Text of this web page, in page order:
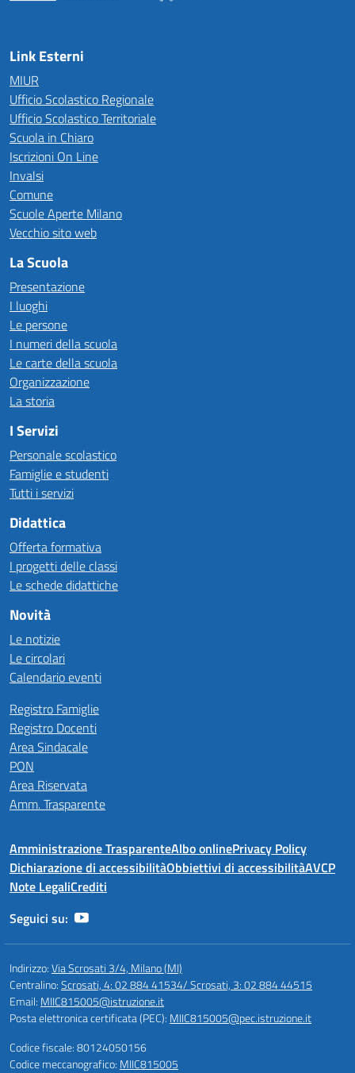
Link Esterni
MIUR
Ufficio Scolastico Regionale
Ufficio Scolastico Territoriale
Scuola in Chiaro
Iscrizioni On Line
Invalsi
Comune
Scuole Aperte Milano
Vecchio sito web
La Scuola
Presentazione
I luoghi
Le persone
I numeri della scuola
Le carte della scuola
Organizzazione
La storia
I Servizi
Personale scolastico
Famiglie e studenti
Tutti i servizi
Didattica
Offerta formativa
I progetti delle classi
Le schede didattiche
Novità
Le notizie
Le circolari
Calendario eventi
Registro Famiglie
Registro Docenti
Area Sindacale
PON
Area Riservata
Amm. Trasparente
Amministrazione TrasparenteAlbo onlinePrivacy Policy
Dichiarazione di accessibilitàObbiettivi di accessibilitàAVCP
Note LegaliCrediti
Seguici su:
Indirizzo:Via Scrosati 3/4, Milano (MI)
Centralino:Scrosati, 4: 02 884 41534/ Scrosati, 3: 02 884 44515
Email: MIIC815005@istruzione.it
Posta elettronica certificata (PEC): MIIC815005@pec.istruzione.it
Codice fiscale: 80124050156
Codice meccanografico: MIIC815005